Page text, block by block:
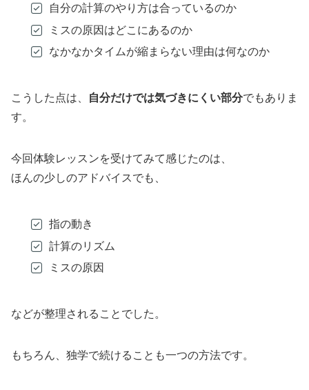
自分の計算のやり方は合っているのか
ミスの原因はどこにあるのか
なかなかタイムが縮まらない理由は何なのか
こうした点は、 自分だけでは気づきにくい部分でもありま
す。
今回体験レッスンを受けてみて感じたのは、
ほんの少しのアドバイスでも、
指の動き
計算のリズム
ミスの原因
などが整理されることでした。
もちろん、独学で続けることも一つの方法です。